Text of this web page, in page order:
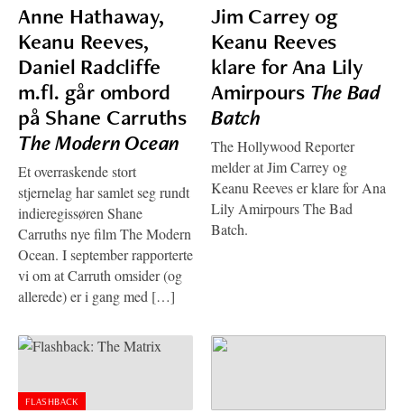
Anne Hathaway,
Keanu Reeves,
Daniel Radcliffe
m.fl. går ombord
på Shane Carruths
The Modern Ocean
Et overraskende stort
stjernelag har samlet seg rundt
indieregissøren Shane
Carruths nye film The Modern
Ocean. I september rapporterte
vi om at Carruth omsider (og
allerede) er i gang med […]
Jim Carrey og
Keanu Reeves
klare for Ana Lily
Amirpours The Bad
Batch
The Hollywood Reporter
melder at Jim Carrey og
Keanu Reeves er klare for Ana
Lily Amirpours The Bad
Batch.
FLASHBACK